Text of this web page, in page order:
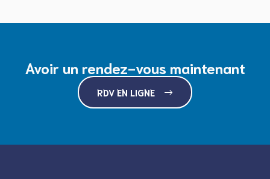
Avoir un rendez-vous maintenant
RDV EN LIGNE